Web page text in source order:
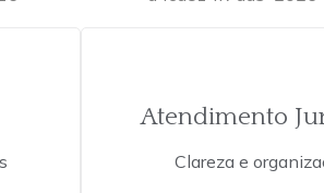
Atendimento
Clareza e